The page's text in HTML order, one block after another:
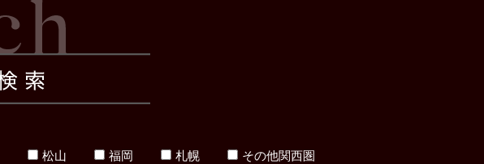
松山 福岡 札幌 その他関西圏